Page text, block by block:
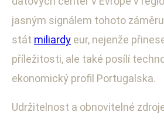
jasným signálem tohoto
stát miliardy eur, nejenže
příležitosti, ale také posílí
ekonomický profil Portugalska.
Udržitelnost a obnovitelné